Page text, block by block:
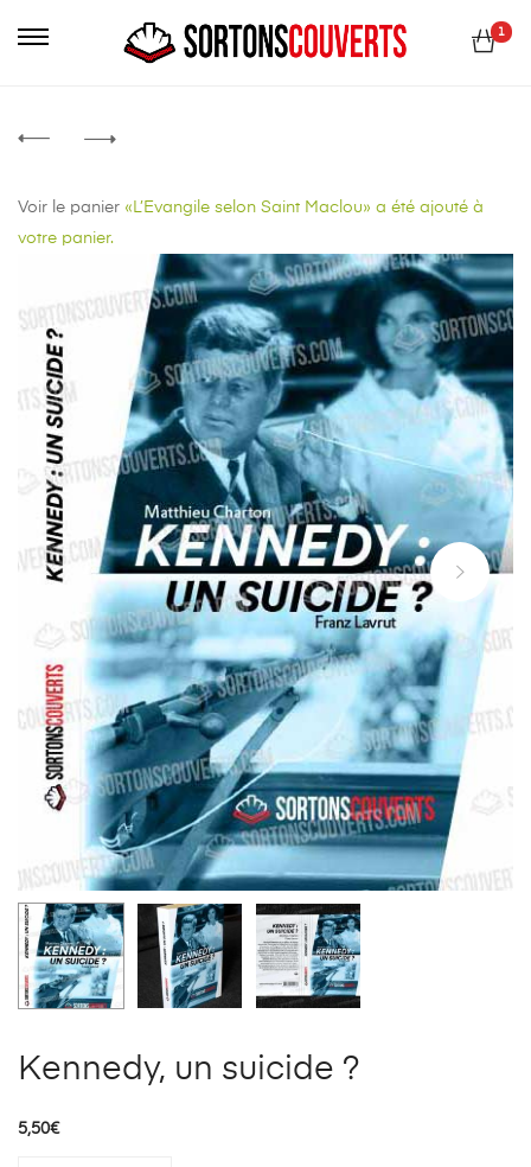
1
Voir le panier «L’Evangile selon Saint Maclou» a été ajouté à
votre panier.
Kennedy, un suicide ?
5,50€